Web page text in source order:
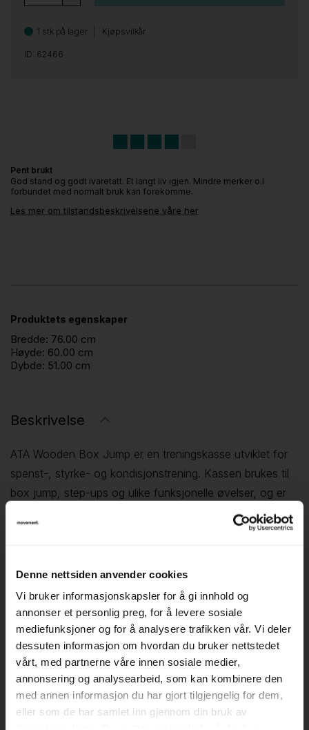
Denne nettsiden anvender cookies
Vi bruker informasjonskapsler for å gi innhold og
annonser et personlig preg, for å levere sosiale
mediefunksjoner og for å analysere trafikken vår. Vi deler
dessuten informasjon om hvordan du bruker nettstedet
vårt, med partnerne våre innen sosiale medier,
annonsering og analysearbeid, som kan kombinere den
med annen informasjon du har gjort tilgjengelig for dem,
eller som de har samlet inn gjennom din bruk av
1 stk på lager Kjøpsvilkår
ID: 62466
Pent brukt
God stand og godt ivaretatt. Et langt liv igjen. Mindre merker o.l
forbundet med normalt bruk kan forekomme.
Les mer om tilstandsbeskrivelsene våre her
Produktets egenskaper
Bredde: 76.00 cm
Høyde: 60.00 cm
Dybde: 51.00 cm
Beskrivelse
ATA Wooden Box Jump er en treningskasse utviklet for
spenst-, styrke- og kondisjonstrening. Kassen brukes til
box jump, step-ups og ulike funksjonelle øvelser, og er
et mye brukt element innen CrossFit. Den solide
konstruksjonen gir stabilitet under bruk og gjør den egnet
Størrelsen og utformingen gjør kassen enkel å plassere i
treningsrom, bedriftsgym og PT-soner. Den kan brukes
både av nybegynnere og erfarne utøvere, og fungerer
godt som del av en funksjonell treningssone sammen
med annet utstyr.
▪ egnet til box jump og funksjonell trening
▪ mye brukt innen CrossFit
▪ passer til treningsrom og bedriftsgym